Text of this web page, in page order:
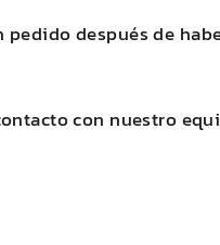
después de
con nuestro